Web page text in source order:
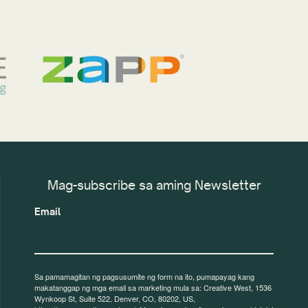
Mag-subscribe sa aming Newsletter
Email
Sa pamamagitan ng pagsusumite ng form na ito, pumapayag kang
makatanggap ng mga email sa marketing mula sa: Creative West, 1536
Wynkoop St, Suite 522, Denver, CO, 80202, US,